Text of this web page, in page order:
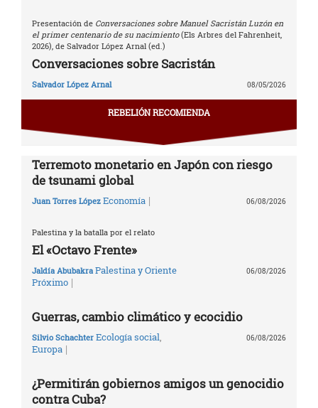
Presentación de Conversaciones sobre Manuel Sacristán Luzón en
el primer centenario de su nacimiento(Els Arbres del Fahrenheit,
2026), de Salvador López Arnal (ed.)
Conversaciones sobre Sacristán
Salvador López Arnal 08/05/2026
REBELIÓN RECOMIENDA
Terremoto monetario en Japón con riesgo
de tsunami global
Juan Torres López Economía | 06/08/2026
Palestina y la batalla por el relato
El «Octavo Frente»
Jaldía Abubakra Palestina y Oriente
Próximo |
06/08/2026
Guerras, cambio climático y ecocidio
Silvio Schachter Ecología social,
Europa |
06/08/2026
¿Permitirán gobiernos amigos un genocidio
contra Cuba?